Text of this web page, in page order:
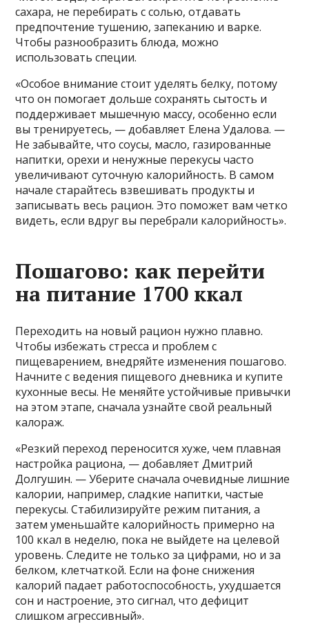
сахара, не перебирать с солью, отдавать
предпочтение тушению, запеканию и варке.
Чтобы разнообразить блюда, можно
использовать специи.
«Особое внимание стоит уделять белку, потому
что он помогает дольше сохранять сытость и
поддерживает мышечную массу, особенно если
вы тренируетесь, — добавляет Елена Удалова. —
Не забывайте, что соусы, масло, газированные
напитки, орехи и ненужные перекусы часто
увеличивают суточную калорийность. В самом
начале старайтесь взвешивать продукты и
записывать весь рацион. Это поможет вам четко
видеть, если вдруг вы перебрали калорийность».
Пошагово: как перейти
на питание 1700 ккал
Переходить на новый рацион нужно плавно.
Чтобы избежать стресса и проблем с
пищеварением, внедряйте изменения пошагово.
Начните с ведения пищевого дневника и купите
кухонные весы. Не меняйте устойчивые привычки
на этом этапе, сначала узнайте свой реальный
калораж.
«Резкий переход переносится хуже, чем плавная
настройка рациона, — добавляет Дмитрий
Долгушин. — Уберите сначала очевидные лишние
калории, например, сладкие напитки, частые
перекусы. Стабилизируйте режим питания, а
затем уменьшайте калорийность примерно на
100 ккал в неделю, пока не выйдете на целевой
уровень. Следите не только за цифрами, но и за
белком, клетчаткой. Если на фоне снижения
калорий падает работоспособность, ухудшается
сон и настроение, это сигнал, что дефицит
слишком агрессивный».